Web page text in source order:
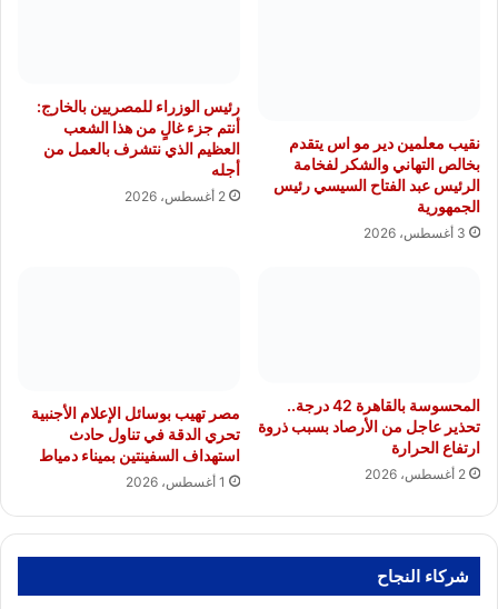
نقيب معلمين دير مو اس يتقدم
بخالص التهاني والشكر لفخامة
الرئيس عبد الفتاح السيسي رئيس
الجمهورية
3 أغسطس، 2026
رئيس الوزراء للمصريين بالخارج:
أنتم جزء غالٍ من هذا الشعب
العظيم الذي نتشرف بالعمل من
أجله
2 أغسطس، 2026
المحسوسة بالقاهرة 42 درجة..
تحذير عاجل من الأرصاد بسبب ذروة
ارتفاع الحرارة
2 أغسطس، 2026
مصر تهيب بوسائل الإعلام الأجنبية
تحري الدقة في تناول حادث
استهداف السفينتين بميناء دمياط
1 أغسطس، 2026
شركاء النجاح